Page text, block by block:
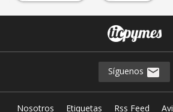
Síguenos
Nosotros Etiquetas Rss Feed